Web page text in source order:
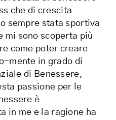
che di crescita
sempre stata sportiva
mi sono scoperta più
come poter creare
mente in grado di
di Benessere,
passione per le
è
in me e la ragione ha